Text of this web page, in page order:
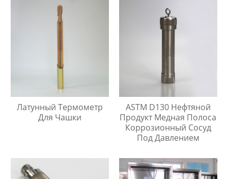
Латунный Термометр
Для Чашки
ASTM D130 Нефтяной
Продукт Медная Полоса
Коррозионный Сосуд
Под Давлением